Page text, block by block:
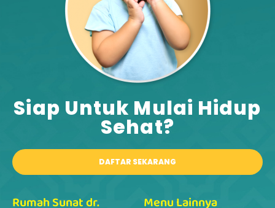
Siap Untuk Mulai Hidup
Sehat?​
DAFTAR SEKARANG
Rumah Sunat dr. Menu Lainnya